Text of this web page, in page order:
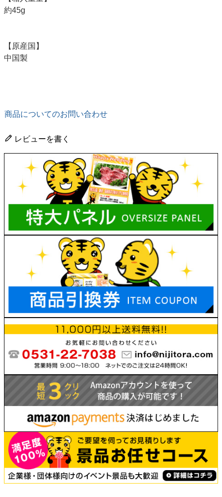
約45g
【原産国】
中国製
商品についてのお問い合わせ
レビューを書く